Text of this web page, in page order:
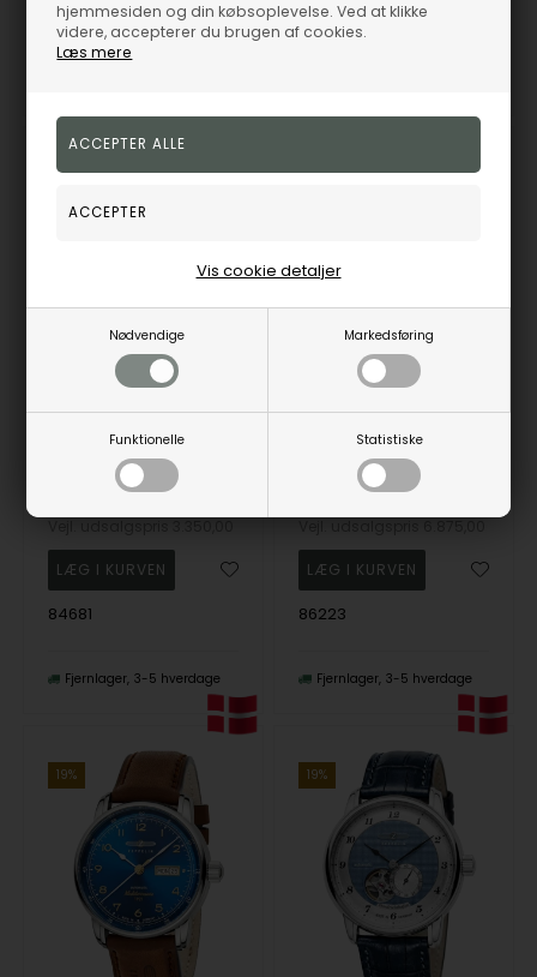
hjemmesiden og din købsoplevelse. Ved at klikke
videre, accepterer du brugen af cookies.
Læs mere
Nødvendige Markedsføring
Funktionelle Statistiske
Vis cookie detaljer
8468M1 84265
19%
2.714,00 DKK
84681
Fjernlager 3-5 hverdage
19%
5.569,00 DKK
86223
Fjernlager 3-5 hverdage
19% 19%